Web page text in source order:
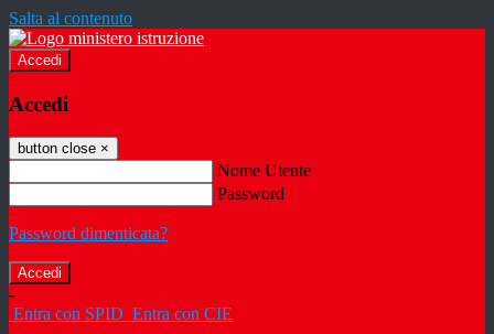
Salta al contenuto
Accedi
Accedi
button close ×
Nome Utente
Password
Password dimenticata?
-
Entra con SPID Entra con CIE